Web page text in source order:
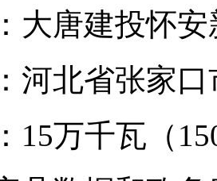
大唐建投怀
河北省张家
15万千瓦（